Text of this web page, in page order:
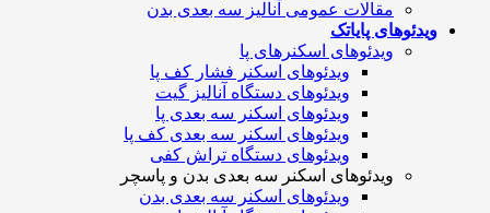
مقالات عمومی آنالیز سه بعدی بدن
ویدئوهای پایاتک
ویدئوهای اسکنرهای پا
ویدئوهای اسکنر فشار کف پا
ویدئوهای دستگاه آنالیز گیت
ویدئوهای اسکنر سه بعدی پا
ویدئوهای اسکنر سه بعدی کف پا
ویدئوهای دستگاه تراش کفی
ویدئوهای اسکنر سه بعدی بدن و پاسچر
ویدئوهای اسکنر سه بعدی بدن